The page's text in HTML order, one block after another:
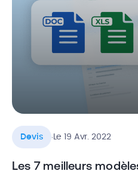
Devis .Le 19 Avr. 2022
Les 7 meilleurs